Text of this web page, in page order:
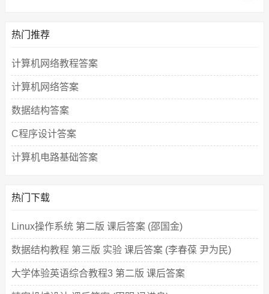
热门推荐
计算机网络教程答案
计算机网络答案
数据结构答案
C程序设计答案
计算机电路基础答案
热门下载
Linux操作系统 第二版 课后答案 (邵国金)
数据结构教程 第三版 实验 课后答案 (李春葆 尹为民)
大学体验英语综合教程3 第二版 课后答案